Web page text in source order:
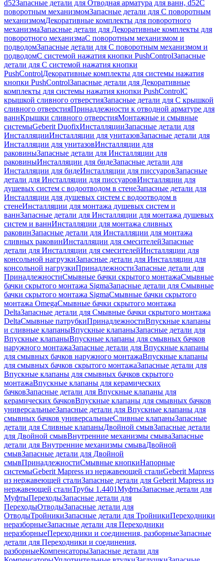
d52Запасные детали для Отводная арматура для ванн, d52С
поворотным механизмомЗапасные детали для С поворотным
механизмомДекоративные комплекты для поворотного
механизмаЗапасные детали для Декоративные комплекты для
поворотного механизмаС поворотным механизмом и
подводомЗапасные детали для С поворотным механизмом и
подводомС системой нажатия кнопки PushControlЗапасные
детали для С системой нажатия кнопки
PushControlДекоративные комплекты для системы нажатия
кнопки PushControlЗапасные детали для Декоративные
комплекты для системы нажатия кнопки PushControlС
крышкой сливного отверстияЗапасные детали для С крышкой
сливного отверстияПринадлежности к отводной арматуре для
ваннКрышки сливного отверстияМонтажные и смывные
системыGeberit DuofixИнсталляцииЗапасные детали для
ИнсталляцииИнсталляции для унитазовЗапасные детали для
Инсталляции для унитазовИнсталляции для
раковиныЗапасные детали для Инсталляции для
раковиныИнсталляции для бидеЗапасные детали для
Инсталляции для бидеИнсталляции для писсуаровЗапасные
детали для Инсталляции для писсуаровИнсталляции для
душевых систем с водоотводом в стенеЗапасные детали для
Инсталляции для душевых систем с водоотводом в
стенеИнсталляции для монтажа душевых систем и
ваннЗапасные детали для Инсталляции для монтажа душевых
систем и ваннИнсталляции для монтажа сливных
раковинЗапасные детали для Инсталляции для монтажа
сливных раковинИнсталляции для смесителейЗапасные
детали для Инсталляции для смесителейИнсталляции для
консольной нагрузкиЗапасные детали для Инсталляции для
консольной нагрузкиПринадлежностиЗапасные детали для
ПринадлежностиСмывные бачки скрытого монтажаСмывные
бачки скрытого монтажа SigmaЗапасные детали для Смывные
бачки скрытого монтажа SigmaСмывные бачки скрытого
монтажа OmegaСмывные бачки скрытого монтажа
DeltaЗапасные детали для Смывные бачки скрытого монтажа
DeltaСмывные патрубкиПринадлежностиВпускные клапаны
и сливные клапаныВпускные клапаныЗапасные детали для
Впускные клапаныВпускные клапаны для смывных бачков
наружного монтажаЗапасные детали для Впускные клапаны
для смывных бачков наружного монтажаВпускные клапаны
для смывных бачков скрытого монтажаЗапасные детали для
Впускные клапаны для смывных бачков скрытого
монтажаВпускные клапаны для керамических
бачковЗапасные детали для Впускные клапаны для
керамических бачковВпускные клапаны для смывных бачков
универсальныеЗапасные детали для Впускные клапаны для
смывных бачков универсальныеСливные клапаныЗапасные
детали для Сливные клапаныДвойной смывЗапасные детали
для Двойной смывВнутренние механизмы смываЗапасные
детали для Внутренние механизмы смываДвойной
смывЗапасные детали для Двойной
смывПринадлежностиСмывные кнопкиНапорные
системыGeberit Mapress из нержавеющей сталиGeberit Mapress
из нержавеющей сталиЗапасные детали для Geberit Mapress из
нержавеющей сталиТрубы 1.4401МуфтыЗапасные детали для
МуфтыПереходыЗапасные детали для
ПереходыОтводыЗапасные детали для
ОтводыТройникиЗапасные детали для ТройникиПереходники
неразборныеЗапасные детали для Переходники
неразборныеПереходники и соединения, разборныеЗапасные
детали для Переходники и соединения,
разборныеКомпенсаторыЗапасные детали для